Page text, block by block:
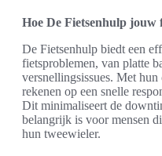
Hoe De Fietsenhulp jouw
De Fietsenhulp biedt een
fietsproblemen, van platte
versnellingsissues. Met hun
rekenen op een snelle
Dit minimaliseert de
belangrijk is voor mensen
hun tweewieler.